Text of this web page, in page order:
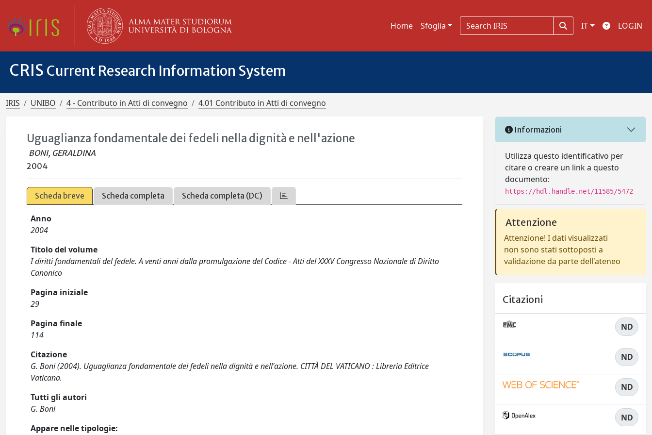
Home Sfoglia IT LOGIN
CRIS Current Research Information System
IRIS UNIBO 4 - Contributo in Atti di convegno 4.01 Contributo in Atti di convegno
Uguaglianza fondamentale dei fedeli nella dignità e nell'azione
BONI, GERALDINA
2004
Scheda breve Scheda completa Scheda completa (DC)
Anno
2004
Titolo del volume
I diritti fondamentali del fedele. A venti anni dalla promulgazione del Codice - Atti del XXXV Congresso Nazionale di Diritto
Canonico
Pagina iniziale
29
Pagina finale
114
Citazione
G. Boni (2004). Uguaglianza fondamentale dei fedeli nella dignità e nell'azione. CITTÀ DEL VATICANO : Libreria Editrice
Vaticana.
Tutti gli autori
G. Boni
Appare nelle tipologie:
Informazioni
Utilizza questo identificativo per
citare o creare un link a questo
documento:
https://hdl.handle.net/11585/5472
Attenzione
Attenzione! I dati visualizzati
non sono stati sottoposti a
validazione da parte dell'ateneo
Citazioni
ND
ND
ND
ND